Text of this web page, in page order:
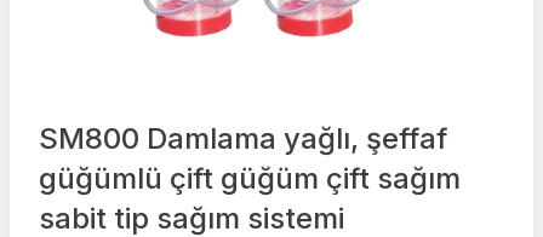
SM800 Damlama yağlı, şeffaf
güğümlü çift güğüm çift sağım
sabit tip sağım sistemi